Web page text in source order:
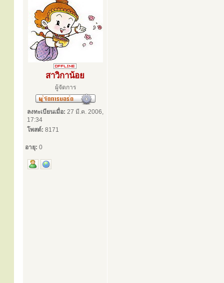
สาวิกาน้อย
ผู้จัดการ
ลงทะเบียนเมื่อ: 27 มี.ค. 2006,
17:34
โพสต์: 8171
อายุ: 0